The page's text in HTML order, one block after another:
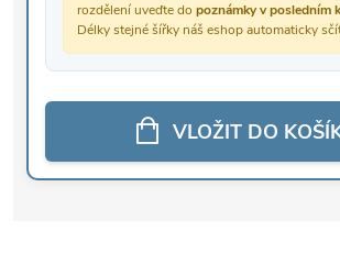
rozdělení uveďte do poznámky v posledním
Délky stejné šířky náš eshop automaticky
VLOŽIT DO